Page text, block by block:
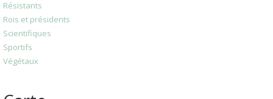
Résistants
Rois et présidents
Scientifiques
Sportifs
Végétaux